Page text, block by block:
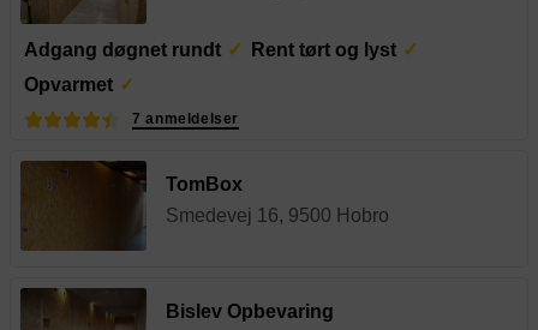
Adgang døgnet rundt
Rent tørt og lyst
Opvarmet
7 anmeldelser
TomBox
Smedevej 16, 9500 Hobro
Bislev Opbevaring